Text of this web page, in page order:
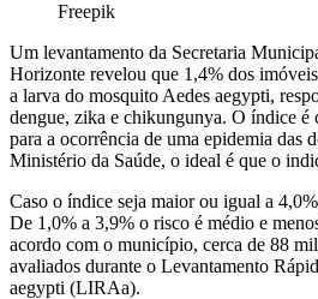
Freepik
Um levantamento da Secretaria
Horizonte revelou que 1,4% dos
a larva do mosquito Aedes aegypti,
dengue, zika e chikungunya. O índice é
para a ocorrência de uma epidemia das
Ministério da Saúde, o ideal é que o
Caso o índice seja maior ou igual a
De 1,0% a 3,9% o risco é médio e
acordo com o município, cerca de 88
avaliados durante o Levantamento
aegypti (LIRAa).